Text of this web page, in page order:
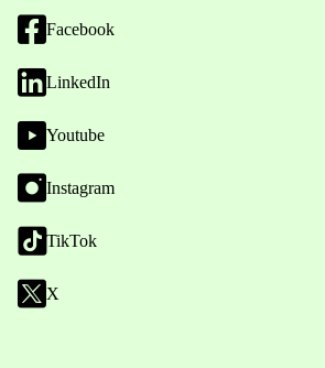
Facebook
LinkedIn
Youtube
Instagram
TikTok
X